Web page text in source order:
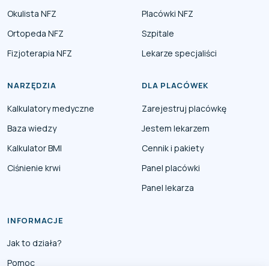
Okulista NFZ
Ortopeda NFZ
Fizjoterapia NFZ
Placówki NFZ
Szpitale
Lekarze specjaliści
NARZĘDZIA
Kalkulatory medyczne
Baza wiedzy
Kalkulator BMI
Ciśnienie krwi
DLA PLACÓWEK
Zarejestruj placówkę
Jestem lekarzem
Cennik i pakiety
Panel placówki
Panel lekarza
INFORMACJE
Jak to działa?
Pomoc